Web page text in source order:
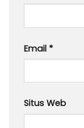
Email *
Situs Web